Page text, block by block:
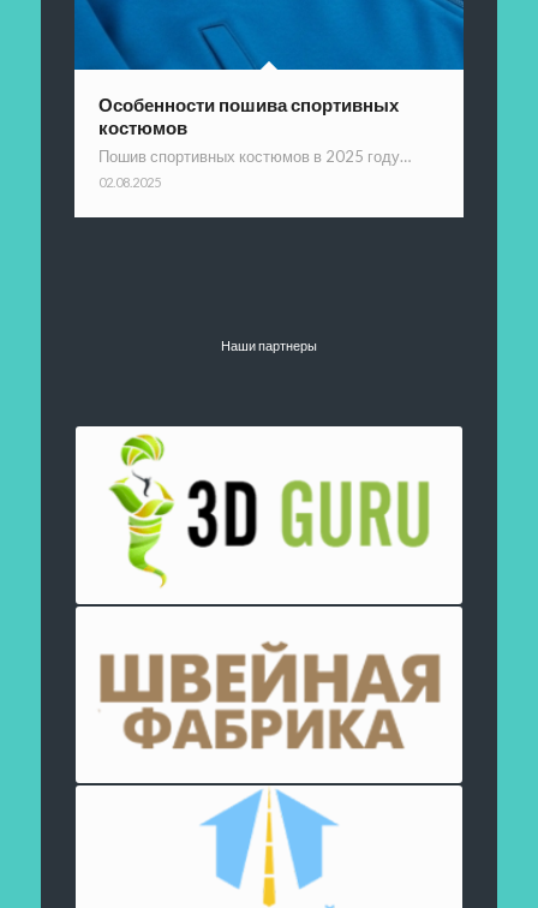
Особенности пошива спортивных
костюмов
Пошив спортивных костюмов в 2025 году…
02.08.2025
Наши партнеры